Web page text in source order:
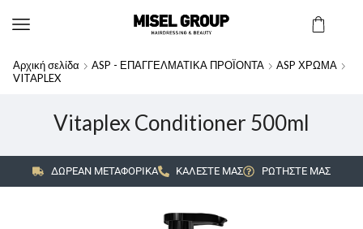
Αρχική σελίδα ASP - ΕΠΑΓΓΕΛΜΑΤΙΚΑ ΠΡΟΪΟΝΤΑ
ASP ΧΡΩΜΑ
VITAPLEX
Vitaplex Conditioner 500ml
ΔΩΡΕΑΝ ΜΕΤΑΦΟΡΙΚΑ ΚΑΛΕΣΤΕ ΜΑΣ ΡΩΤΗΣΤΕ ΜΑΣ